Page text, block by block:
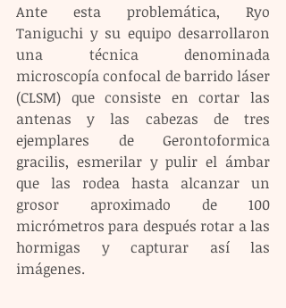
Ante esta problemática, Ryo
Taniguchi y su equipo desarrollaron
una técnica denominada
microscopía confocal de barrido láser
(CLSM) que consiste en cortar las
antenas y las cabezas de tres
ejemplares de Gerontoformica
gracilis, esmerilar y pulir el ámbar
que las rodea hasta alcanzar un
grosor aproximado de 100
micrómetros para después rotar a las
hormigas y capturar así las
imágenes.